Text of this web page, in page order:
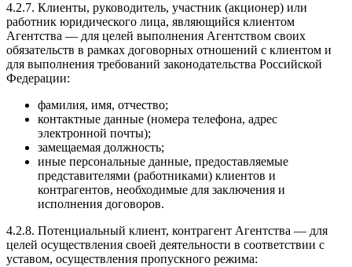
4.2.7. Клиенты, руководитель, участник (акционер) или
работник юридического лица, являющийся клиентом
Агентства — для целей выполнения Агентством своих
обязательств в рамках договорных отношений с клиентом и
для выполнения требований законодательства Российской
Федерации:
фамилия, имя, отчество;
контактные данные (номера телефона, адрес
электронной почты);
замещаемая должность;
иные персональные данные, предоставляемые
представителями (работниками) клиентов и
контрагентов, необходимые для заключения и
исполнения договоров.
4.2.8. Потенциальный клиент, контрагент Агентства — для
целей осуществления своей деятельности в соответствии с
уставом, осуществления пропускного режима: